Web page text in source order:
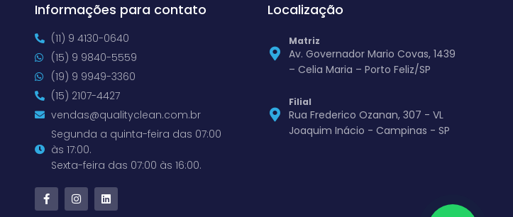
Informações para contato
(11) 9 4130-0640
(15) 9 9840-5559
(19) 9 9949-3360
(15) 2107-4427
vendas@qualityclean.com.br
Segunda a quinta-feira das 07:00
às 17:00.
Sexta-feira das 07:00 às 16:00.
Localização
Matriz
Av. Governador Mario Covas, 1439
– Celia Maria – Porto Feliz/SP
Filial
Rua Frederico Ozanan, 307 - VL
Joaquim Inácio - Campinas - SP